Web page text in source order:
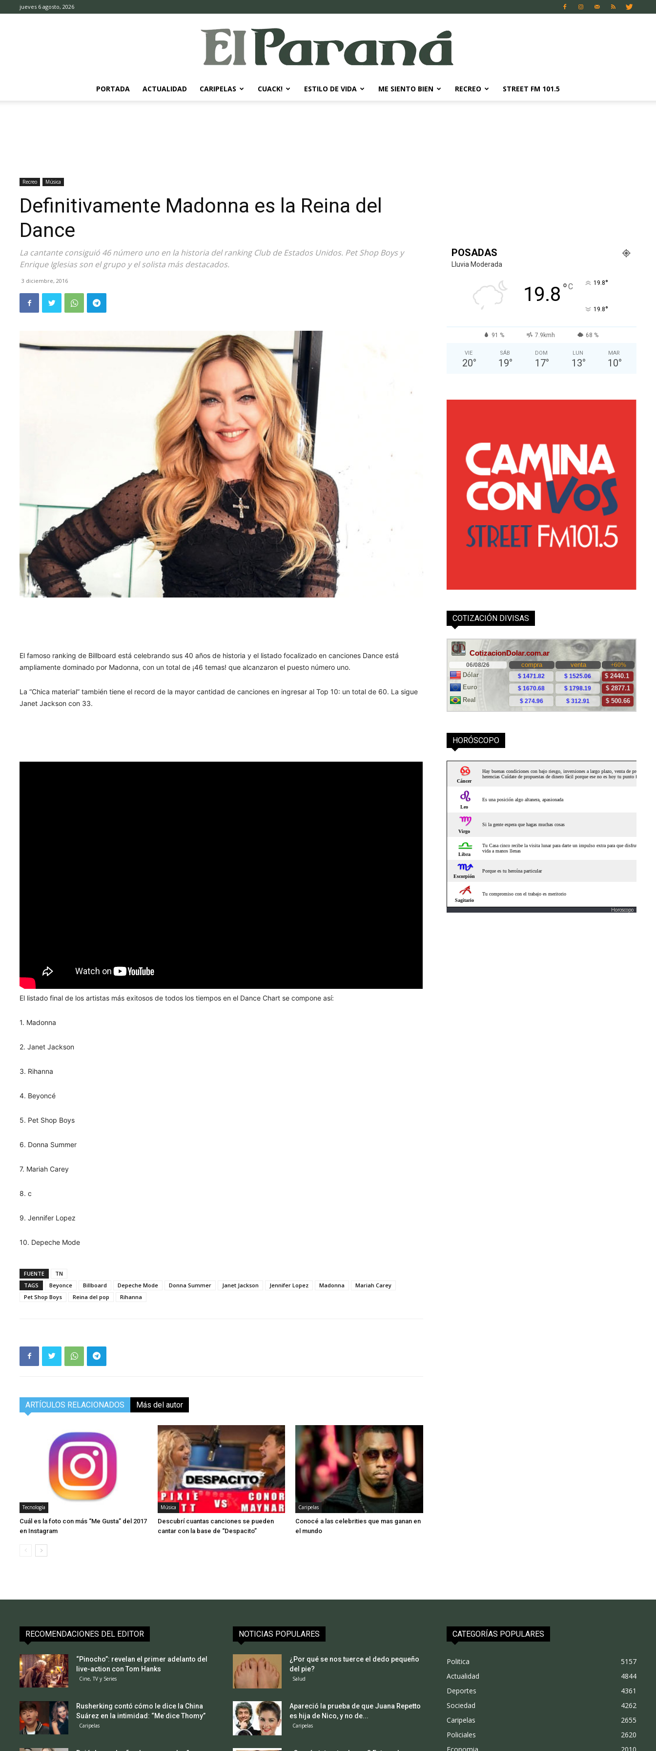
jueves 6 agosto, 2026
PORTADA ACTUALIDAD CARIPELAS CUACK! ESTILO DE VIDA ME SIENTO BIEN RECREO STREET FM 101.5
Recreo Música
Definitivamente Madonna es la Reina del
Dance
La cantante consiguió 46 número uno en la historia del ranking Club de Estados Unidos. Pet Shop Boys y
Enrique Iglesias son el grupo y el solista más destacados.
3 diciembre, 2016
El famoso ranking de Billboard está celebrando sus 40 años de historia y el listado focalizado en canciones Dance está
ampliamente dominado por Madonna, con un total de ¡46 temas! que alcanzaron el puesto número uno.
La “Chica material” también tiene el record de la mayor cantidad de canciones en ingresar al Top 10: un total de 60. La sigue
Janet Jackson con 33.
El listado final de los artistas más exitosos de todos los tiempos en el Dance Chart se compone así:
1. Madonna
2. Janet Jackson
3. Rihanna
4. Beyoncé
5. Pet Shop Boys
6. Donna Summer
7. Mariah Carey
8. c
9. Jennifer Lopez
10. Depeche Mode
FUENTE
TN
TAGS
Beyonce Billboard Depeche Mode Donna Summer Janet Jackson Jennifer Lopez Madonna
Mariah Carey
Pet Shop Boys
Reina del pop Rihanna
ARTÍCULOS RELACIONADOS Más del autor
Tecnología
Cuál es la foto con más “Me Gusta” del 2017
en Instagram
Música
Descubrí cuantas canciones se pueden
cantar con la base de “Despacito”
Caripelas
Conocé a las celebrities que mas ganan en
el mundo
POSADAS
Lluvia Moderada
19.8 °C 19.8°
19.8°
91 % 7.9kmh 68 %
VIE
20°
SÁB
19°
DOM
17°
LUN
13°
MAR
10°
COTIZACIÓN DIVISAS
HORÓSCOPO
Horoscopo
RECOMENDACIONES DEL EDITOR
“Pinocho”: revelan el primer adelanto del
live-action con Tom Hanks
Cine, TV y Series
Rusherking contó cómo le dice la China
Suárez en la intimidad: “Me dice Thomy”
Caripelas
NOTICIAS POPULARES
¿Por qué se nos tuerce el dedo pequeño
del pie?
Salud
Apareció la prueba de que Juana Repetto
es hija de Nico, y no de...
Caripelas
CATEGORÍAS POPULARES
Politica
5157
Actualidad
4844
Deportes
4361
Sociedad
4262
Caripelas
2655
Policiales
2620
Economia
2010